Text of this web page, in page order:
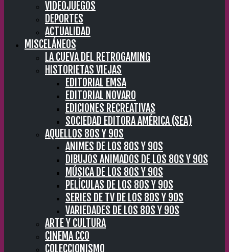
VIDEOJUEGOS
DEPORTES
ACTUALIDAD
MISCELÁNEOS
LA CUEVA DEL RETROGAMING
HISTORIETAS VIEJAS
EDITORIAL EMSA
EDITORIAL NOVARO
EDICIONES RECREATIVAS
SOCIEDAD EDITORA AMÉRICA (SEA)
AQUELLOS 80S Y 90S
ANIMES DE LOS 80S Y 90S
DIBUJOS ANIMADOS DE LOS 80S Y 90S
MÚSICA DE LOS 80S Y 90S
PELÍCULAS DE LOS 80S Y 90S
SERIES DE TV DE LOS 80S Y 90S
VARIEDADES DE LOS 80S Y 90S
ARTE Y CULTURA
CINEMA CC0
COLECCIONISMO